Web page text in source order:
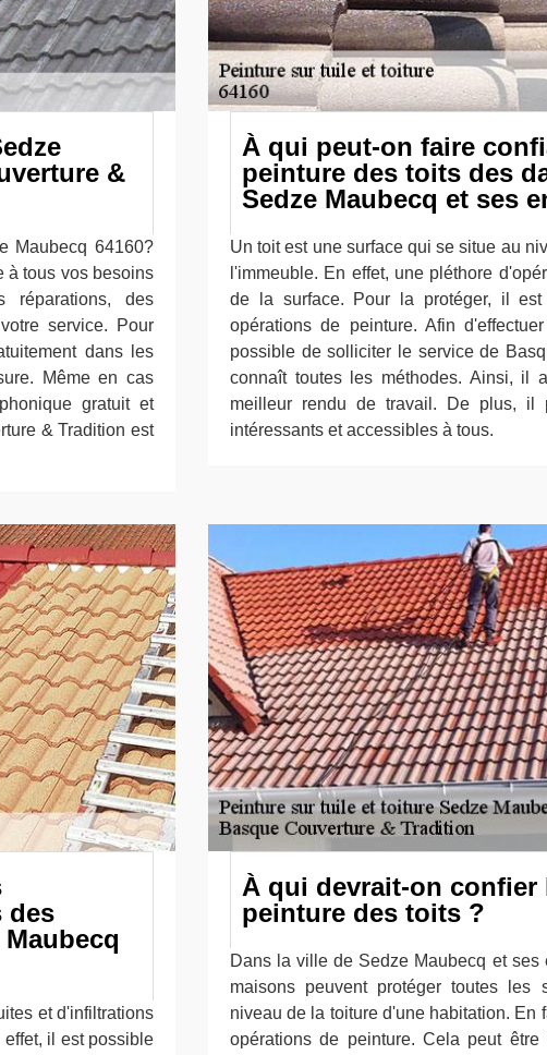
&
Maubecq 64160?
à tous vos besoins
des
service. Pour
dans les
Même en cas
gratuit et
& Tradition est
À qui peut-on faire
peinture des toits des
Sedze Maubecq et ses
Un toit est une surface qui se situe au
l'immeuble. En effet, une pléthore
de la surface. Pour la protéger, il
opérations de peinture. Afin
possible de solliciter le service de
connaît toutes les méthodes. Ainsi, il
meilleur rendu de travail. De plus, il
intéressants et accessibles à tous.
des
et d'infiltrations
il est possible
À qui devrait-on confier
peinture des toits ?
Dans la ville de Sedze Maubecq et ses
maisons peuvent protéger toutes les
niveau de la toiture d'une habitation. En
opérations de peinture. Cela peut